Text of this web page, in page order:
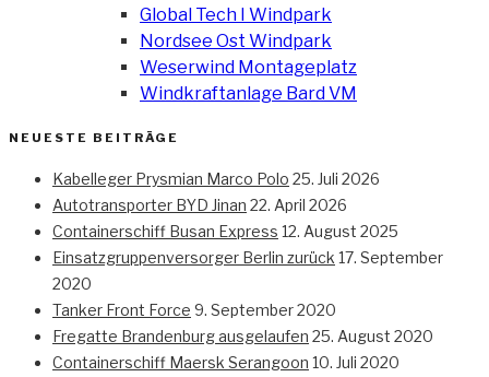
Global Tech I Windpark
Nordsee Ost Windpark
Weserwind Montageplatz
Windkraftanlage Bard VM
NEUESTE BEITRÄGE
Kabelleger Prysmian Marco Polo 25. Juli 2026
Autotransporter BYD Jinan 22. April 2026
Containerschiff Busan Express 12. August 2025
Einsatzgruppenversorger Berlin zurück 17. September
2020
Tanker Front Force 9. September 2020
Fregatte Brandenburg ausgelaufen 25. August 2020
Containerschiff Maersk Serangoon 10. Juli 2020